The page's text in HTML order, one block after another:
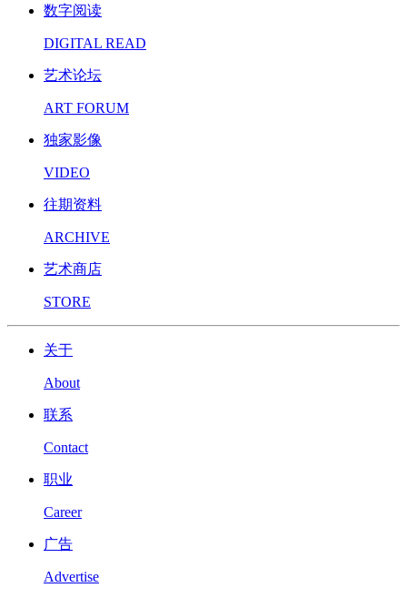
数字阅读
DIGITAL READ
艺术论坛
ART FORUM
独家影像
VIDEO
往期资料
ARCHIVE
艺术商店
STORE
关于
About
联系
Contact
职业
Career
广告
Advertise